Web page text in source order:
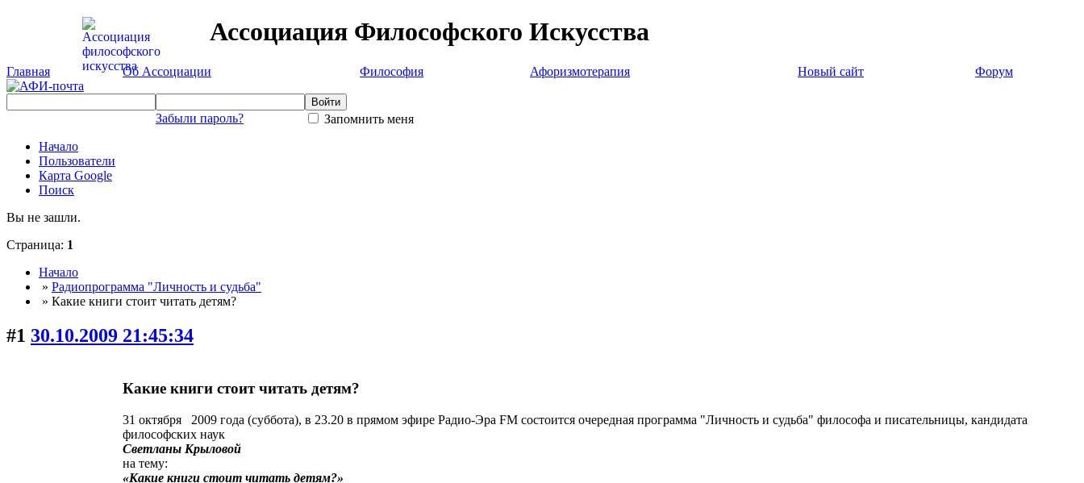
Ассоциация Философского Искусства
Главная Об Ассоциации Философия Афоризмотерапия Новый сайт Форум
Забыли пароль?
Запомнить меня
Начало
Пользователи
Карта Google
Поиск
Вы не зашли.
Страница: 1
Начало
» Радиопрограмма "Личность и судьба"
» Какие книги стоит читать детям?
#1 30.10.2009 21:45:34
Какие книги стоит читать детям?
31 октября 2009 года (суббота), в 23.20 в прямом эфире Радио-Эра FM состоится очередная программа "Личность и судьба" философа и писательницы, кандидата
философских наук
Светланы Крыловой
на тему:
«Какие книги стоит читать детям?»